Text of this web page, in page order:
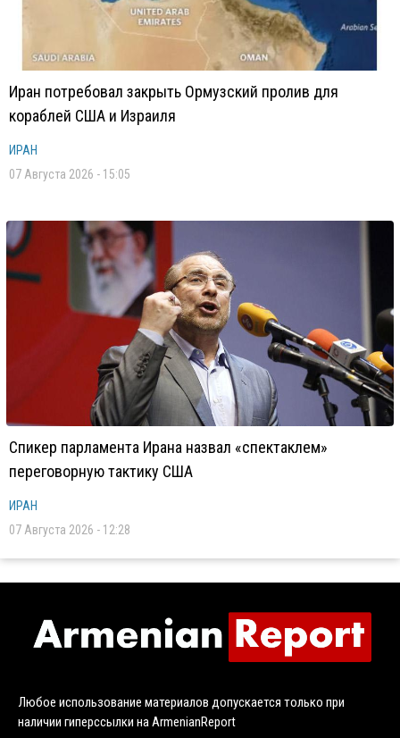
Иран потребовал закрыть Ормузский пролив для
кораблей США и Израиля
ИРАН
07 Августа 2026 - 15:05
Спикер парламента Ирана назвал «спектаклем»
переговорную тактику США
ИРАН
07 Августа 2026 - 12:28
Любое использование материалов допускается только при
наличии гиперссылки на ArmenianReport